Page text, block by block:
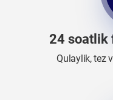
24 soatlik
Qulaylik, tez